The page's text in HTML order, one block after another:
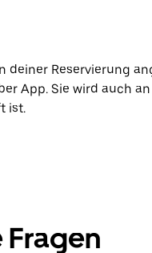
deiner Reservierung
App. Sie wird auch
ist.